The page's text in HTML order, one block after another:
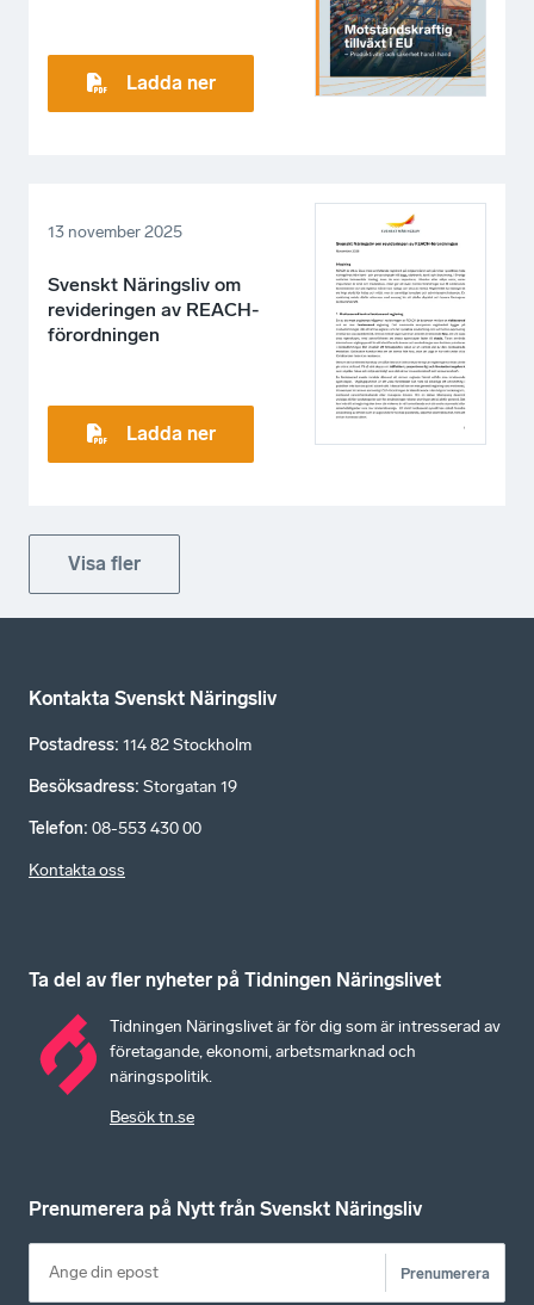
Ladda ner
13 november 2025
Svenskt Näringsliv om
revideringen av REACH-
förordningen
Ladda ner
Visa fler
Kontakta Svenskt Näringsliv
Postadress: 114 82 Stockholm
Besöksadress: Storgatan 19
Telefon: 08-553 430 00
Kontakta oss
Ta del av fler nyheter på Tidningen Näringslivet
Tidningen Näringslivet är för dig som är intresserad av
företagande, ekonomi, arbetsmarknad och
näringspolitik.
Besök tn.se
Prenumerera på Nytt från Svenskt Näringsliv
Prenumerera